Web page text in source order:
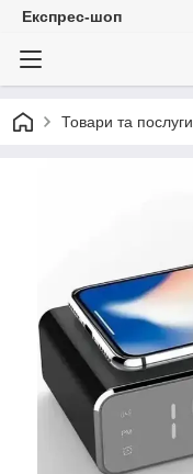
Експрес-шоп
Товари та послуги